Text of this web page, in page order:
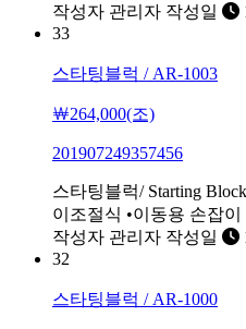
작성자 관리자 작성일
33
스타팅블럭 / AR-1003
￦264,000(조)
201907249357456
스타팅블럭/ Starting
이조절식 •이동용 손잡
작성자 관리자 작성일
32
스타팅블럭 / AR-1000